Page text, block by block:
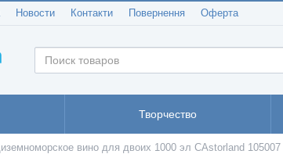
Новости Контакти Повернення Оферта
Творчество
вино для двоих 1000 эл CAstorland 105007